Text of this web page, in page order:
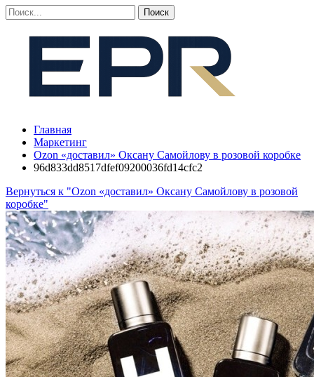
Главная
Маркетинг
Ozon «доставил» Оксану Самойлову в розовой коробке
96d833dd8517dfef09200036fd14cfc2
Вернуться к "Ozon «доставил» Оксану Самойлову в розовой
коробке"